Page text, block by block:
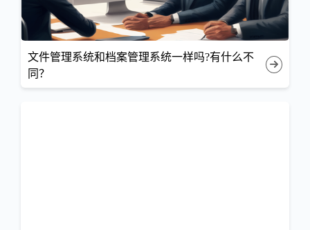
文件管理系统和档案管理系统一样吗?有什么不
同？